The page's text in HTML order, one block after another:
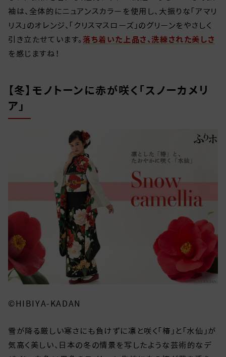
袖は、全体的にニュアンスカラーを使用し、大振りな「アマリ
リス」のオレンジ、「クリスマスローズ」のグリーンをやさしく
引き立たせています。 落ち着いた上品さ、洗練された美しさ
を感じますね！
【冬】モノトーンに赤が咲く「スノーカメリ
ア」
©HIBIYA-KADAN
雪が降る厳しい寒さにも負けずに凛と咲く「椿」と「水仙」が
気高く美しい、日本の冬の情景を写したような芸術的なデ